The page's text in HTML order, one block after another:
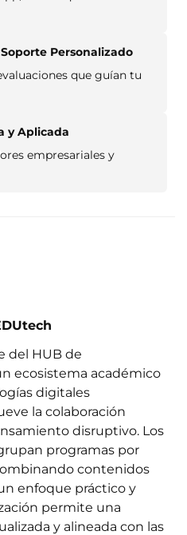
Personalizado
que guían tu
y Aplicada
empresariales y
del HUB de
ecosistema académico
digitales
la colaboración
disruptivo. Los
programas por
contenidos
enfoque práctico y
permite una
y alineada con las